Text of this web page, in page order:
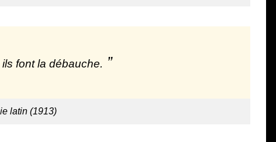
font la débauche.
latin (1913)